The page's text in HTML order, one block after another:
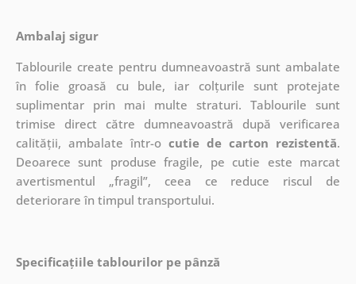
Ambalaj sigur
Tablourile create pentru dumneavoastră sunt ambalate
în folie groasă cu bule, iar colțurile sunt protejate
suplimentar prin mai multe straturi.Tablourile sunt
trimise direct către dumneavoastră după verificarea
calității, ambalate într-o cutie de carton rezistentă.
Deoarece sunt produse fragile, pe cutie este marcat
avertismentul „fragil”, ceea ce reduce riscul de
deteriorare în timpul transportului.
Specificațiile tablourilor pe pânză